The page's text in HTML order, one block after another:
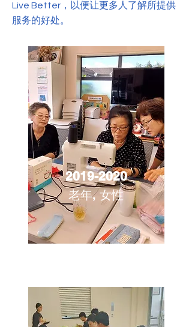
Live Better，以便让更多人了解所提供
服务的好处。
2019-2020
老年, 女性